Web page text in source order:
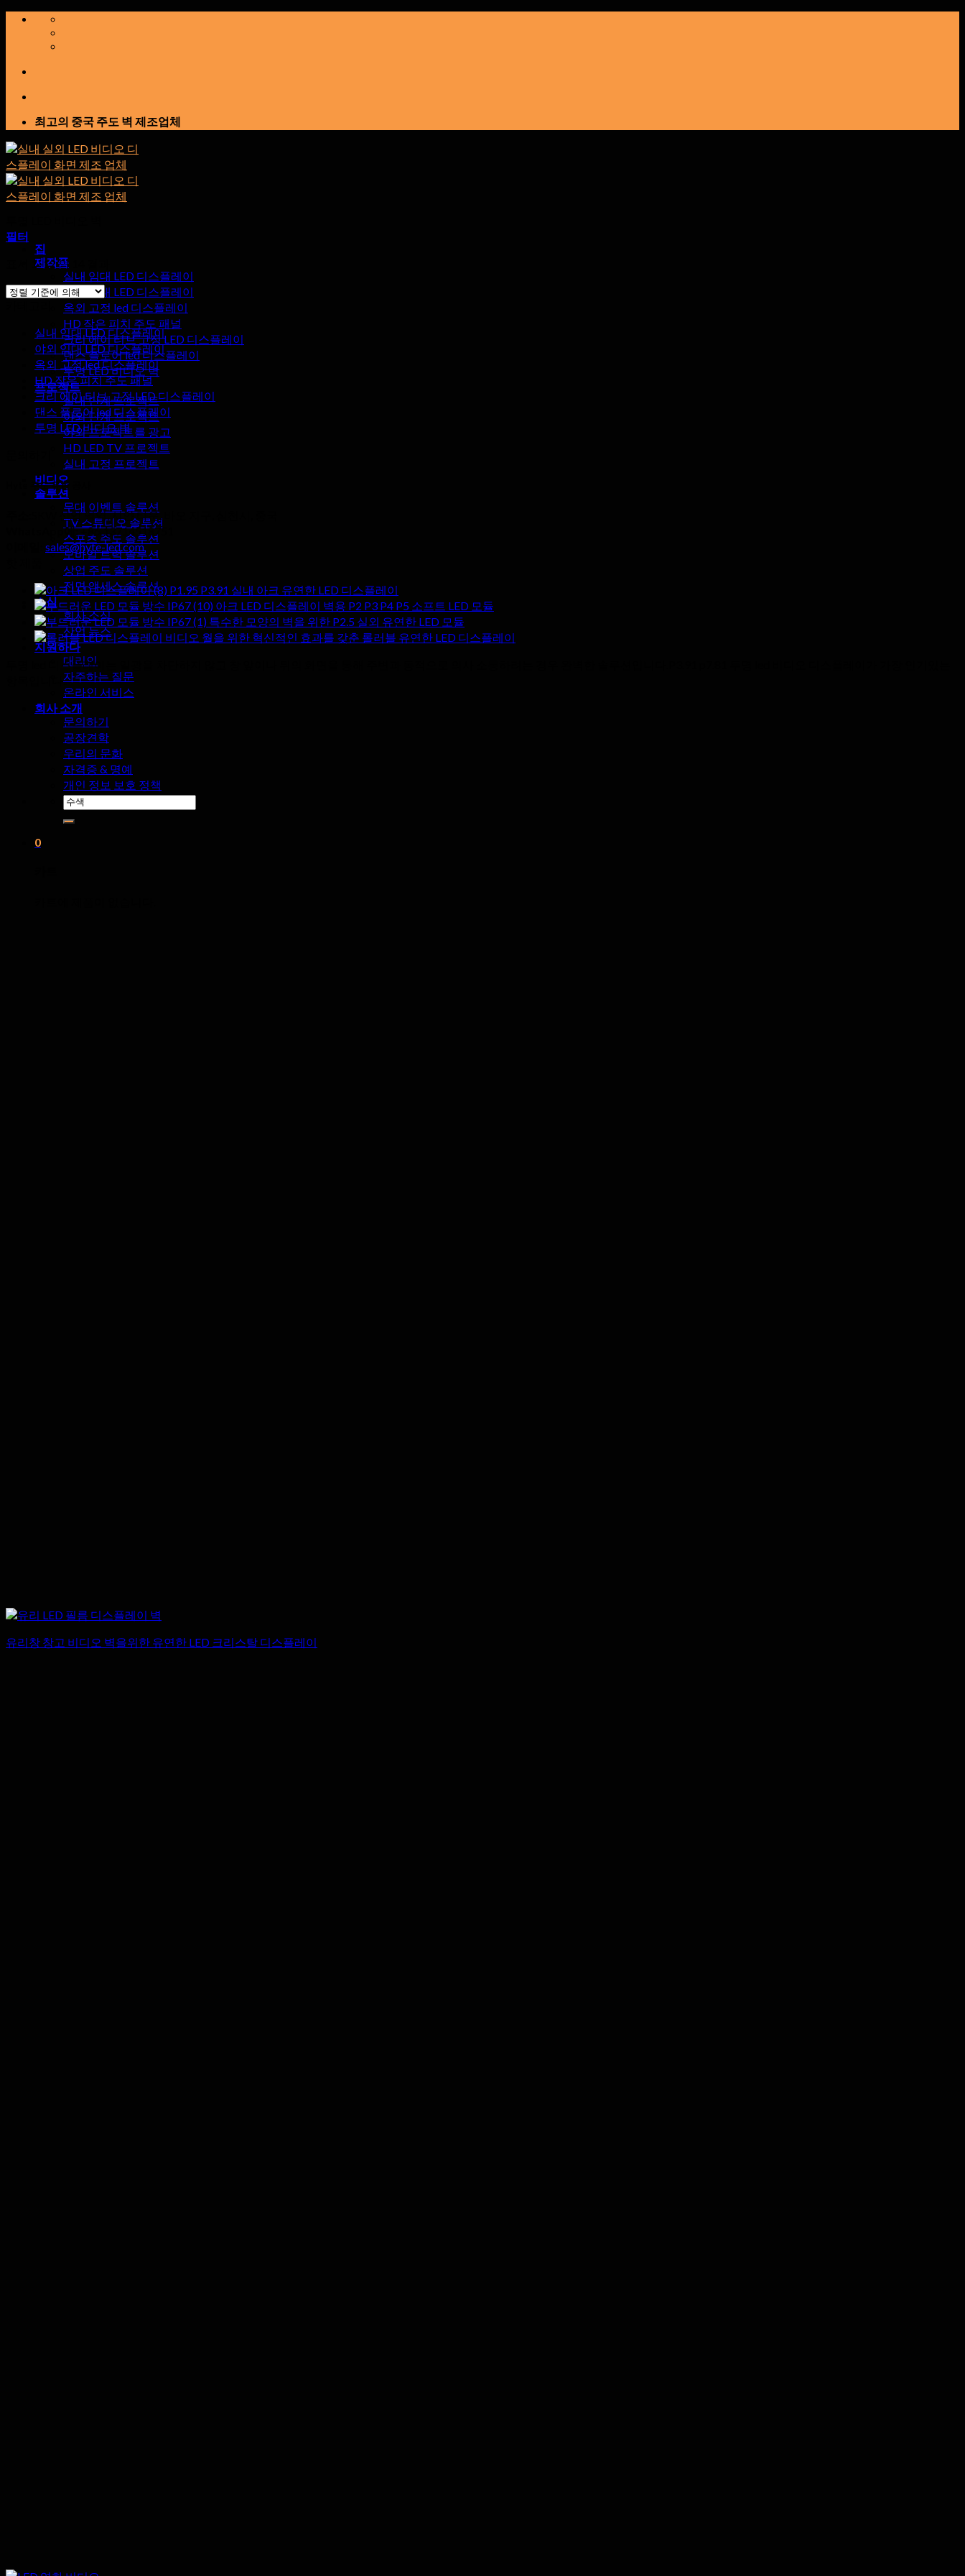
기
최고의 중국 주도 벽 제조업체
집
제작품
실내 임대 LED 디스플레이
야외 임대 LED 디스플레이
옥외 고정 led 디스플레이
HD 작은 피치 주도 패널
크리 에이 티브 고정 LED 디스플레이
댄스 플로어 led 디스플레이
투명 LED 비디오 벽
프로젝트
실내 단계 프로젝트
야외 단계 프로젝트
야외 프로젝트를 광고
HD LED TV 프로젝트
실내 고정 프로젝트
비디오
솔루션
무대 이벤트 솔루션
TV 스튜디오 솔루션
스포츠 주도 솔루션
모바일 트럭 솔루션
상업 주도 솔루션
전면 액세스 솔루션
소식
회사 소식
산업 뉴스
지원하다
대리인
자주하는 질문
온라인 서비스
회사 소개
문의하기
공장견학
우리의 문화
자격증 & 명예
개인 정보 보호 정책
검
0
필터
표시 1–12 의 14 결과
실내 임대 LED 디스플레이
야외 임대 LED 디스플레이
옥외 고정 led 디스플레이
HD 작은 피치 주도 패널
크리 에이 티브 고정 LED 디스플레이
댄스 플로어 led 디스플레이
투명 LED 비디오 벽
Hyte 주도 유한 공사
SKW 산업 영역, 시얀 타운, 바오 지구, 심천시, 중국
WhatsApp에:+86 13714518751
sales@hyte-led.com
P1.95 P3.91 실내 아크 유연한 LED 디스플레이
아크 LED 디스플레이 벽용 P2 P3 P4 P5 소프트 LED 모듈
특수한 모양의 벽을 위한 P2.5 실외 유연한 LED 모듈
비디오 월을 위한 혁신적인 효과를 갖춘 롤러블 유연한 LED 디스플레이
투명 led 디스플레이는 일광을 차단하지 않고 창 앞이나 뒤의 화면을 통해 주변과 동적으로 의사 소통하려는 경우 완벽한 솔루션입니다.P3.91 p7.81 투명 led 비디오 디스플레이가 가장 인기있는
항목입니다..
유리창 창고 비디오 벽을위한 유연한 LED 크리스탈 디스플레이